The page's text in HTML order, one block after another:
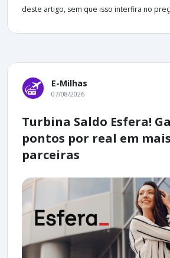
deste artigo, sem que isso interfira no
E-Milhas
07/08/2026
Turbina Saldo Esfera!
pontos por real em
parceiras